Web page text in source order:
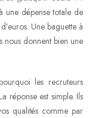
une dépense totale de
Une baguette à
nous donnent bien une
les recruteurs
réponse est simple. Ils
qualités comme par